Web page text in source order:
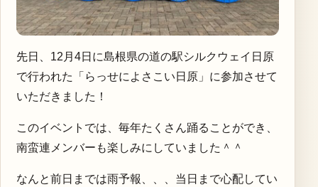
先日、12月4日に島根県の道の駅シルクウェイ日原
で行われた「らっせによさこい日原」に参加させて
いただきました！
このイベントでは、毎年たくさん踊ることができ、
南蛮連メンバーも楽しみにしていました＾＾
なんと前日までは雨予報、、、当日まで心配してい